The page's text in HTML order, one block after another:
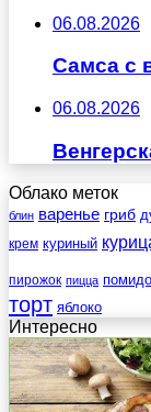
06.08.2026
Самса с
06.08.2026
Облако меток
блин варенье гриб
крем куриный
пирожок пицца
торт яблоко
Интересно